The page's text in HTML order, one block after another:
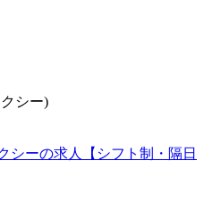
シー)
シーの求人【シフト制・隔日